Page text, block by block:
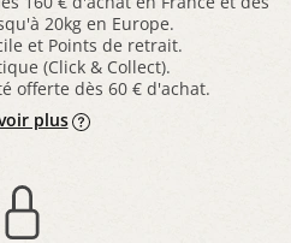
20kg en Europe.
et Points de retrait.
(Click & Collect).
offerte dès 60 € d'achat.
plus